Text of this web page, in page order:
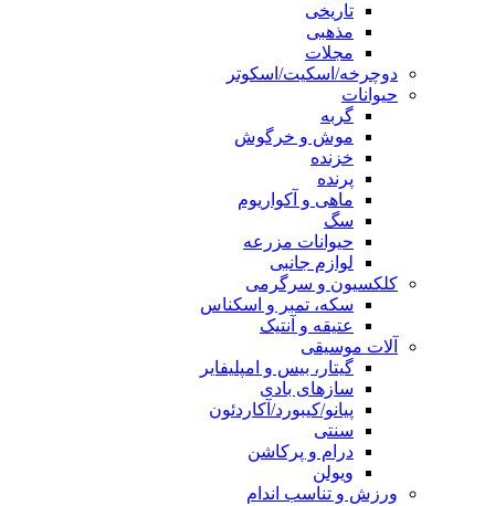
تاریخی
مذهبی
مجلات
دوچرخه/اسکیت/اسکوتر
حیوانات
گربه
موش و خرگوش
خزنده
پرنده
ماهی و آکواریوم
سگ
حیوانات مزرعه
لوازم جانبی
کلکسیون و سرگرمی
سکه، تمبر و اسکناس
عتیقه و آنتیک
آلات موسیقی
گیتار، بیس و امپلیفایر
سازهای بادی
پیانو/کیبورد/آکاردئون
سنتی
درام و پرکاشن
ویولن
ورزش و تناسب اندام